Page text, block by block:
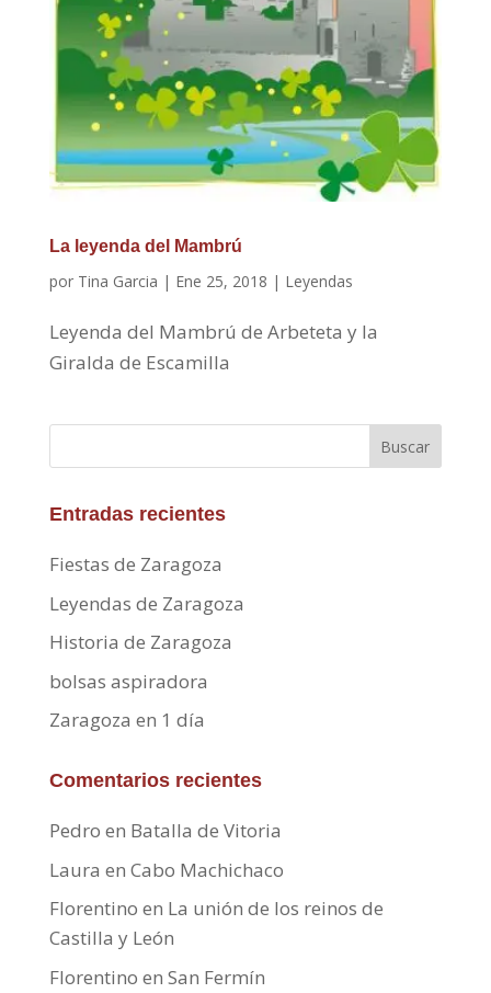
La leyenda del Mambrú
por Tina Garcia | Ene 25, 2018 | Leyendas
Leyenda del Mambrú de Arbeteta y la
Giralda de Escamilla
Buscar
Entradas recientes
Fiestas de Zaragoza
Leyendas de Zaragoza
Historia de Zaragoza
bolsas aspiradora
Zaragoza en 1 día
Comentarios recientes
Pedro en Batalla de Vitoria
Laura en Cabo Machichaco
Florentino en La unión de los reinos de
Castilla y León
Florentino en San Fermín